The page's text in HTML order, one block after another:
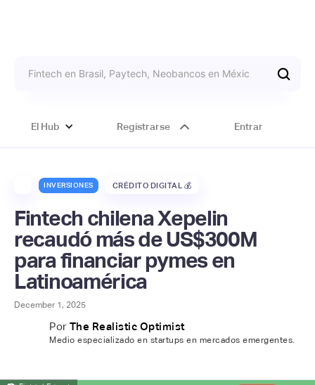
El Hub Registrarse Entrar
INVERSIONES CRÉDITO DIGITAL 💰
Fintech chilena Xepelin
recaudó más de US$300M
para financiar pymes en
Latinoamérica
December 1, 2025
Por The Realistic Optimist
Medio especializado en startups en mercados emergentes.